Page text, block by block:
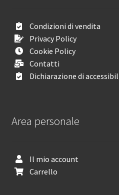
Condizioni di vendita
Privacy Policy
Cookie Policy
Contatti
Dichiarazione di
Area personale
Il mio account
Carrello